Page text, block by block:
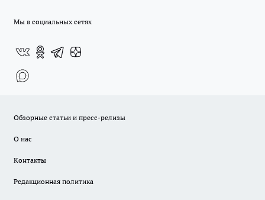
Мы в социальных сетях
Обзорные статьи и пресс-релизы
О нас
Контакты
Редакционная политика